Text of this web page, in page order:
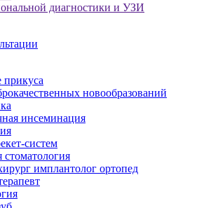
диагностики и УЗИ
прикуса
новообразований
инсеминация
систем
стоматология
имплантолог ортопед